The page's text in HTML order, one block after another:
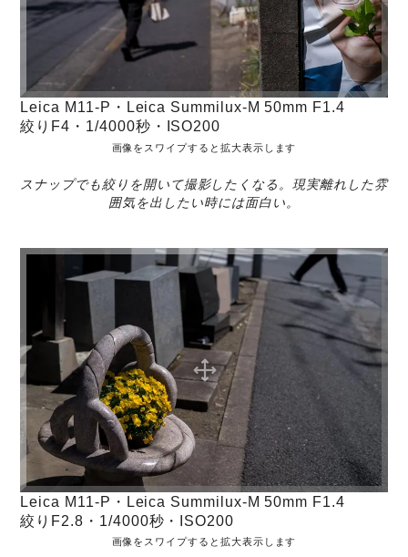
Leica M11-P・Leica Summilux-M 50mm F1.4
絞りF4・1/4000秒・ISO200
画像をスワイプすると拡大表示します
スナップでも絞りを開いて撮影したくなる。現実離れした雰
囲気を出したい時には面白い。
Leica M11-P・Leica Summilux-M 50mm F1.4
絞りF2.8・1/4000秒・ISO200
画像をスワイプすると拡大表示します